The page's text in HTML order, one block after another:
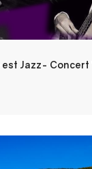
Jazz-
grotte du Perthus